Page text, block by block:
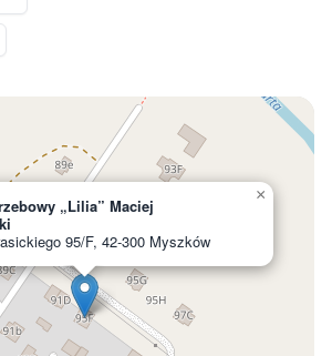
„Lilia” Maciej
95/F, 42-300 Myszków
×